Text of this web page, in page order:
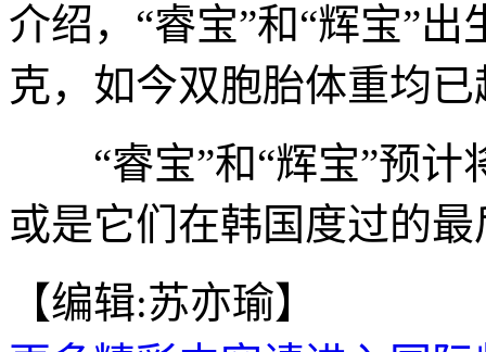
介绍，“睿宝”和“辉宝”
克，如今双胞胎体重均
“睿宝”和“辉宝”预计
或是它们在韩国度过的
【编辑:苏亦瑜】